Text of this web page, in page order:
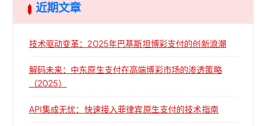
近期文章
技术驱动变革：2025年巴基斯坦博彩支付的创新浪潮
解码未来：中东原生支付在高端博彩市场的渗透策略
（2025）
API集成无忧：快速接入菲律宾原生支付的技术指南